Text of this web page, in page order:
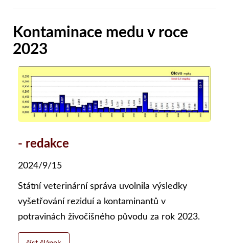
Kontaminace medu v roce
2023
- redakce
2024/9/15
Státní veterinární správa uvolnila výsledky
vyšetřování reziduí a kontaminantů v
potravinách živočišného původu za rok 2023.